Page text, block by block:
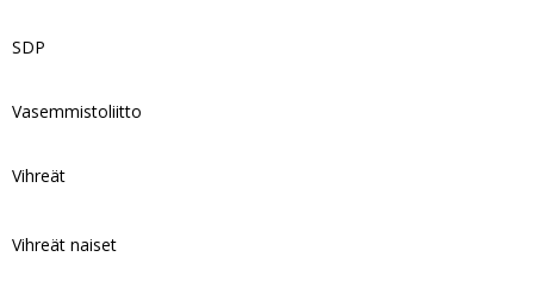
SDP
Vasemmistoliitto
Vihreät
Vihreät naiset